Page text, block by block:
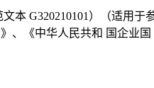
本 G320210101）（适用
、《中华人民共和 国企业国